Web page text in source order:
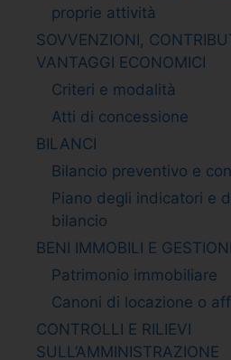
proprie attività
SOVVENZIONI,
VANTAGGI ECONOMICI
Criteri e modalità
Atti di concessione
BILANCI
Bilancio preventivo e
Piano degli indicatori e
bilancio
BENI IMMOBILI E
Patrimonio immobiliare
Canoni di locazione o
CONTROLLI E RILIEVI
SULL’AMMINISTRAZIONE